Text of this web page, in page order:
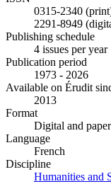
0315-2340
2291-8949
Publishing schedule
4 issues per year
Publication period
1973 - 2026
Available on Érudit
2013
Format
Digital and paper
Language
French
Discipline
Humanities and